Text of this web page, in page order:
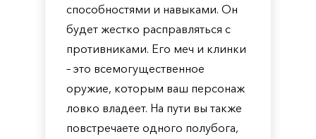
способностями и навыками. Он
будет жестко расправляться с
противниками. Его меч и клинки
– это всемогущественное
оружие, которым ваш персонаж
ловко владеет. На пути вы также
повстречаете одного полубога,